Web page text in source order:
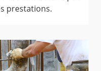
prestations.